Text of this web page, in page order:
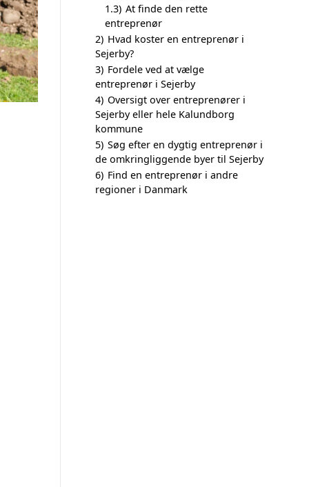
1.3) At finde den rette
entreprenør
2) Hvad koster en entreprenør i
Sejerby?
3) Fordele ved at vælge
entreprenør i Sejerby
4) Oversigt over entreprenører i
Sejerby eller hele Kalundborg
kommune
5) Søg efter en dygtig entreprenør i
de omkringliggende byer til Sejerby
6) Find en entreprenør i andre
regioner i Danmark